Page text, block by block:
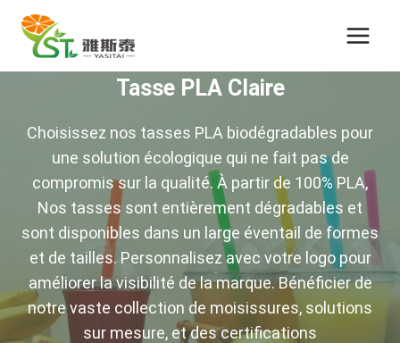
Passer
contenu
Tasse PLA Claire
Choisissez nos tasses PLA biodégradables pour
une solution écologique qui ne fait pas de
compromis sur la qualité. À partir de 100% PLA,
Nos tasses sont entièrement dégradables et
sont disponibles dans un large éventail de formes
et de tailles. Personnalisez avec votre logo pour
améliorer la visibilité de la marque. Bénéficier de
notre vaste collection de moisissures, solutions
sur mesure, et des certifications